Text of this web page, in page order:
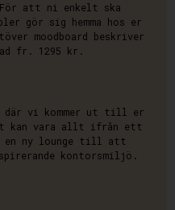
För att ni enkelt ska
gör sig hemma hos er
moodboard beskriver
fr. 1295 kr.
vi kommer ut till er
kan vara allt ifrån ett
en ny lounge till att
kontorsmiljö.
A